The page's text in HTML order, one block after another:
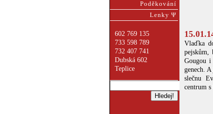
Poděkování
Lenky Ψ
602 769 135
733 598 789
732 407 741
Dubská 602
Teplice
Vlaďka
pejskům,
Gougou
genech.
slečnu
centrum s